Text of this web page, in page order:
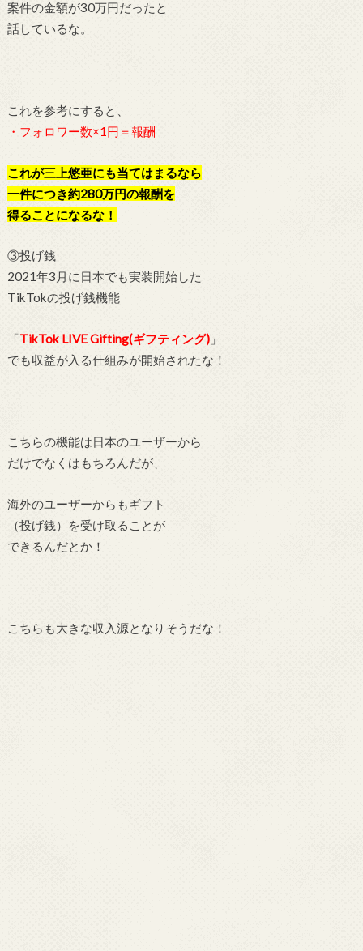
案件の金額が30万円だったと
話しているな。
これを参考にすると、
・フォロワー数×1円＝報酬
これが三上悠亜にも当てはまるなら
一件につき約280万円の報酬を
得ることになるな！
③投げ銭
2021年3月に日本でも実装開始した
TikTokの投げ銭機能
「TikTok LIVE Gifting(ギフティング)」
でも収益が入る仕組みが開始されたな！
こちらの機能は日本のユーザーから
だけでなくはもちろんだが、
海外のユーザーからもギフト
（投げ銭）を受け取ることが
できるんだとか！
こちらも大きな収入源となりそうだな！